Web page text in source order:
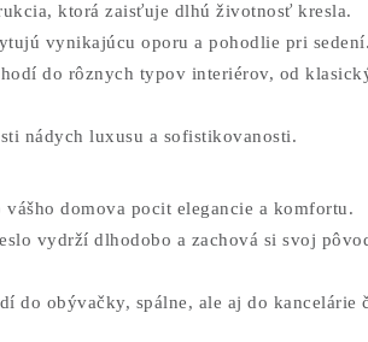
ktorá zaisťuje dlhú životnosť kresla.
vynikajúcu oporu a pohodlie pri sedení.
do rôznych typov interiérov, od
nádych luxusu a sofistikovanosti.
domova pocit elegancie a komfortu.
vydrží dlhodobo a zachová si svoj
do obývačky, spálne, ale aj do kancelárie